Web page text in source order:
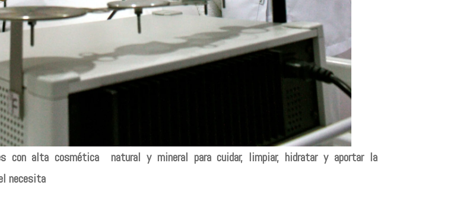
con alta cosmética natural y mineral para cuidar, limpiar, hidratar y aportar la
necesita